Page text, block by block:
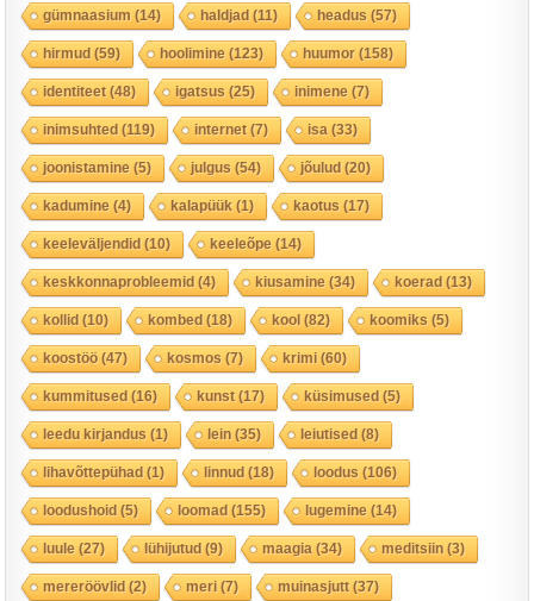
gümnaasium (14) haldjad(11) headus (57)
hirmud(59) hoolimine (123) huumor(158)
identiteet(48) igatsus (25) inimene (7)
inimsuhted(119) internet(7) isa (33)
joonistamine (5) julgus (54) jõulud(20)
kadumine (4) kalapüük (1) kaotus (17)
keeleväljendid(10) keeleõpe (14)
keskkonnaprobleemid(4) kiusamine (34) koerad(13)
kollid(10) kombed(18) kool(82) koomiks (5)
koostöö(47) kosmos (7) krimi(60)
kummitused(16) kunst(17) küsimused(5)
leedu kirjandus (1) lein(35) leiutised(8)
lihavõttepühad(1) linnud(18) loodus (106)
loodushoid(5) loomad(155) lugemine (14)
luule (27) lühijutud(9) maagia (34) meditsiin(3)
mereröövlid(2) meri(7) muinasjutt(37)